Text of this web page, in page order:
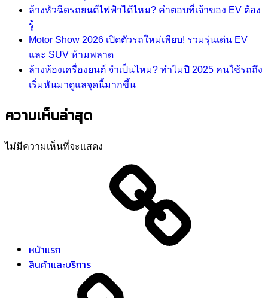
ล้างหัวฉีดรถยนต์ไฟฟ้าได้ไหม? คำตอบที่เจ้าของ EV ต้อง
รู้
Motor Show 2026 เปิดตัวรถใหม่เพียบ! รวมรุ่นเด่น EV
และ SUV ห้ามพลาด
ล้างห้องเครื่องยนต์ จำเป็นไหม? ทำไมปี 2025 คนใช้รถถึง
เริ่มหันมาดูแลจุดนี้มากขึ้น
ความเห็นล่าสุด
ไม่มีความเห็นที่จะแสดง
หน้าแรก
สินค้าและบริการ